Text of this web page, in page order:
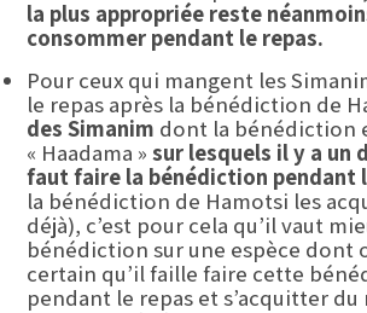
la plus appropriée reste
consommer pendant le repas.
Pour ceux qui mangent les
le repas après la bénédiction de
des Simanim dont la bénédiction
« Haadama »sur lesquels il y a un
faut faire la bénédiction pendant
la bénédiction de Hamotsi les
déjà), c’est pour cela qu’il vaut
bénédiction sur une espèce dont
certain qu’il faille faire cette
pendant le repas et s’acquitter du